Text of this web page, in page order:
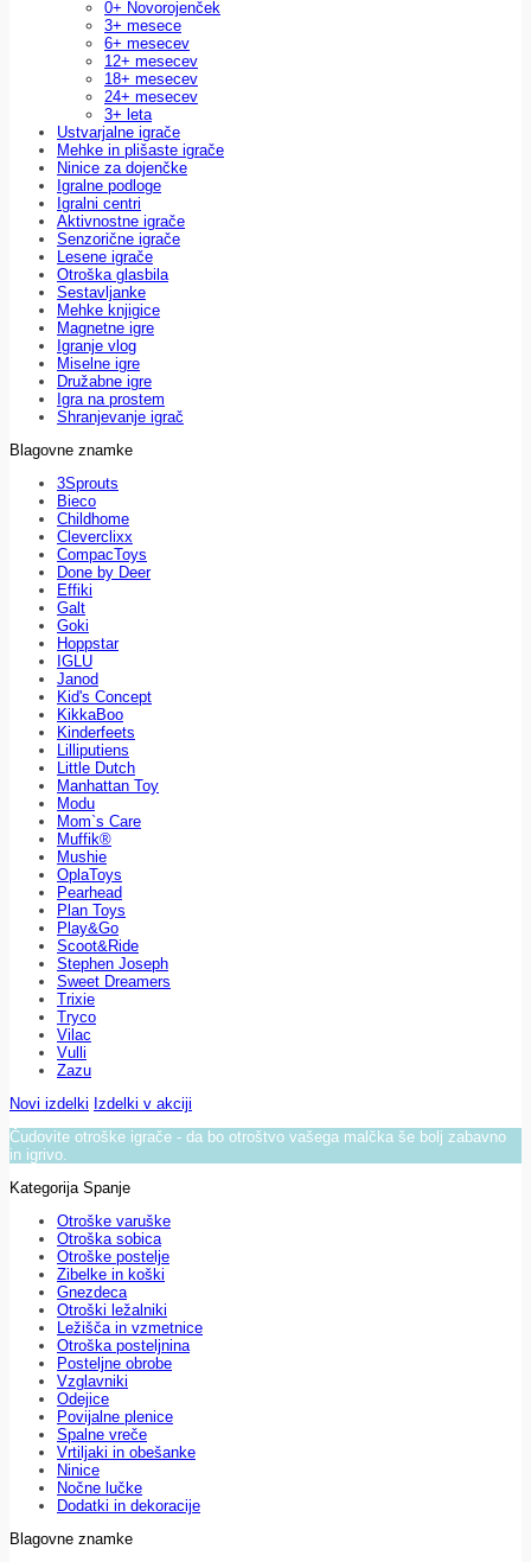
0+ Novorojenček
3+ mesece
6+ mesecev
12+ mesecev
18+ mesecev
24+ mesecev
3+ leta
Ustvarjalne igrače
Mehke in plišaste igrače
Ninice za dojenčke
Igralne podloge
Igralni centri
Aktivnostne igrače
Senzorične igrače
Lesene igrače
Otroška glasbila
Sestavljanke
Mehke knjigice
Magnetne igre
Igranje vlog
Miselne igre
Družabne igre
Igra na prostem
Shranjevanje igrač
Blagovne znamke
3Sprouts
Bieco
Childhome
Cleverclixx
CompacToys
Done by Deer
Effiki
Galt
Goki
Hoppstar
IGLU
Janod
Kid's Concept
KikkaBoo
Kinderfeets
Lilliputiens
Little Dutch
Manhattan Toy
Modu
Mom`s Care
Muffik®
Mushie
OplaToys
Pearhead
Plan Toys
Play&Go
Scoot&Ride
Stephen Joseph
Sweet Dreamers
Trixie
Tryco
Vilac
Vulli
Zazu
Novi izdelki Izdelki v akciji
Čudovite otroške igrače - da bo otroštvo vašega malčka še bolj zabavno
in igrivo.
Kategorija Spanje
Otroške varuške
Otroška sobica
Otroške postelje
Zibelke in koški
Gnezdeca
Otroški ležalniki
Ležišča in vzmetnice
Otroška posteljnina
Posteljne obrobe
Vzglavniki
Odejice
Povijalne plenice
Spalne vreče
Vrtiljaki in obešanke
Ninice
Nočne lučke
Dodatki in dekoracije
Blagovne znamke